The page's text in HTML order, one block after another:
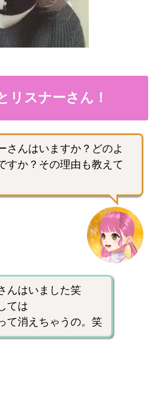
リスナーさん！
さんはいますか？どのよ
すか？その理由も教えて
んはいました笑
ては
て消えちゃうの。笑